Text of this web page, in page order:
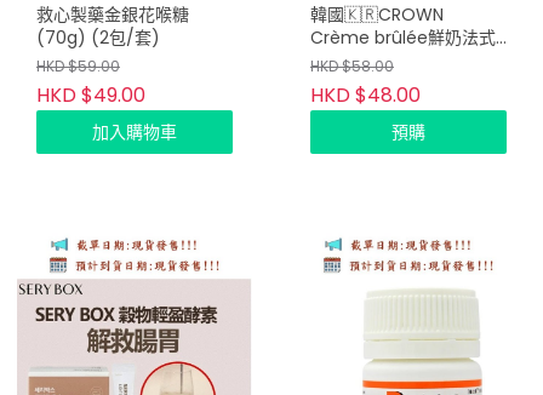
救心製藥金銀花喉糖
(70g) (2包/套)
HKD $59.00
HKD $49.00
加入購物車
韓國🇰🇷CROWN
Crème brûlée鮮奶法式
焦糖烤布蕾夾心巧克力派
(一盒10入) (只限批發會
員下單)
HKD $58.00
HKD $48.00
預購